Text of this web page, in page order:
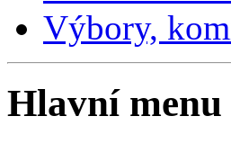
Výbory,
Hlavní menu